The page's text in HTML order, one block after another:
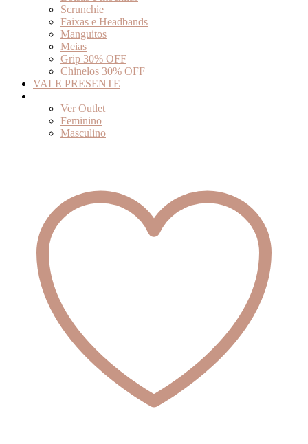
Scrunchie
Faixas e Headbands
Manguitos
Meias
Grip 30% OFF
Chinelos 30% OFF
VALE PRESENTE
Ver Outlet
Feminino
Masculino